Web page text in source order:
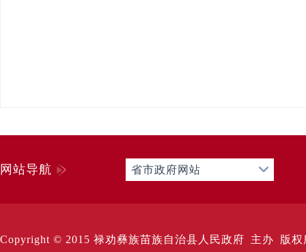
网站导航 省市政府网站
Copyright © 2015 禄劝彝族苗族自治县人民政府 主办 版